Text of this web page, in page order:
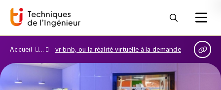
Accueil vr-bnb, ou la réalité virtuelle à la demande